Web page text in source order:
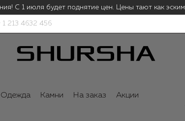
Цены тают как
С 1 июля будет поднятие цен.
1 213 4632 456
Одежда Камни На заказ Акции